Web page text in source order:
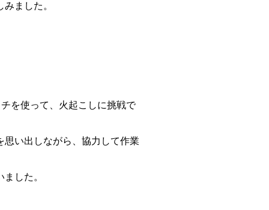
ました。
を使って、火起こしに挑戦で
思い出しながら、協力して作業
した。